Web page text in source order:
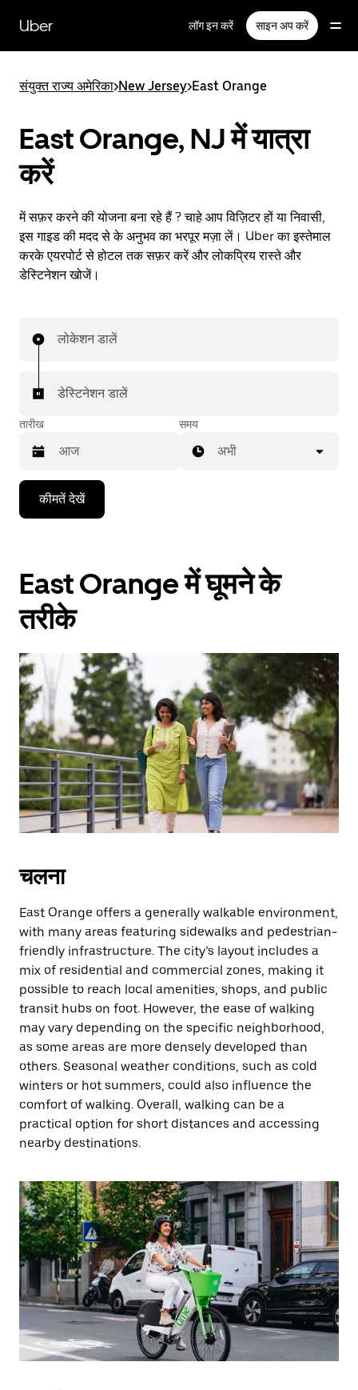
सामग्री
पर
Uber लॉग इन करें साइन अप करें
संयुक्त राज्य अमेरिका>New Jersey>East Orange
East Orange, NJ में यात्रा
करें
में सफ़र करने की योजना बना रहे हैं ? चाहे आप विज़िटर हों या निवासी,
इस गाइड की मदद से के अनुभव का भरपूर मज़ा लें। Uber का इस्तेमाल
करके एयरपोर्ट से होटल तक सफ़र करें और लोकप्रिय रास्ते और
डेस्टिनेशन खोजें।
लोकेशन डालें
डेस्टिनेशन डालें
तारीख
Press
down
interact
with
calendar
a
date.
Press
the
escape
button
to
close
the
calendar.
समय
अभी
कीमतें देखें
East Orange में घूमने के
तरीके
चलना
East Orange offers a generally walkable environment,
with many areas featuring sidewalks and pedestrian-
friendly infrastructure. The city’s layout includes a
mix of residential and commercial zones, making it
possible to reach local amenities, shops, and public
transit hubs on foot. However, the ease of walking
may vary depending on the specific neighborhood,
as some areas are more densely developed than
others. Seasonal weather conditions, such as cold
winters or hot summers, could also influence the
comfort of walking. Overall, walking can be a
practical option for short distances and accessing
nearby destinations.